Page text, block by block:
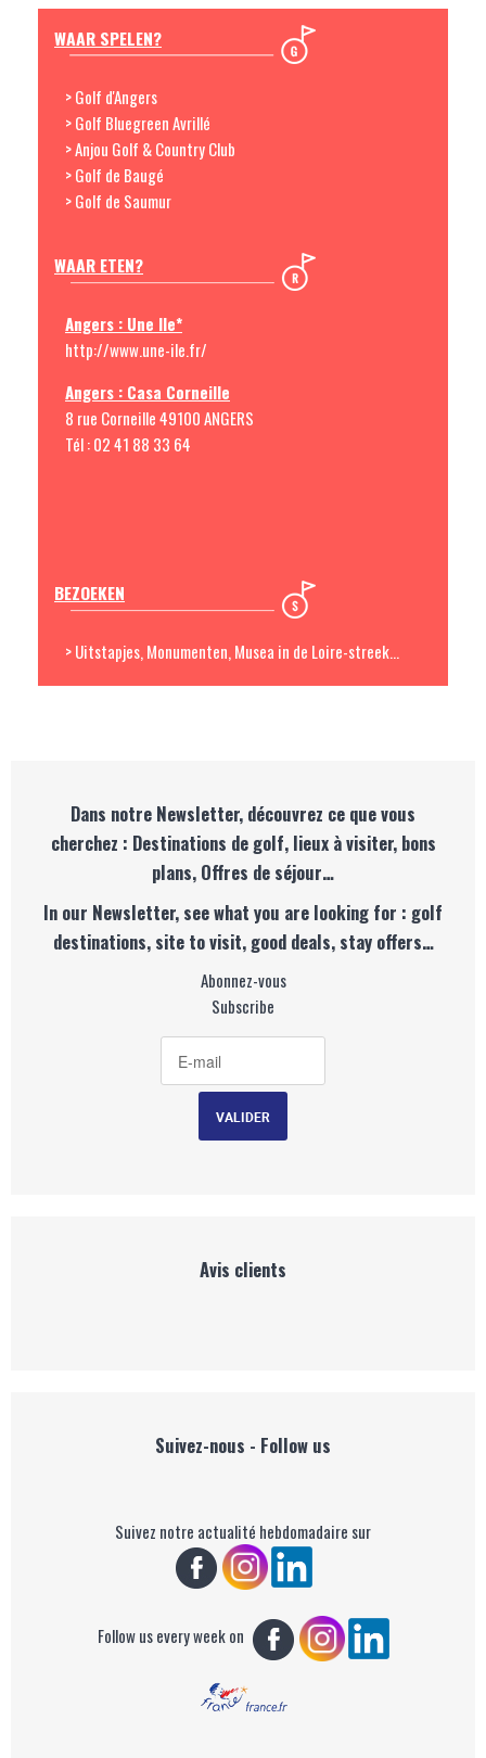
WAAR SPELEN?
> Golf d'Angers
> Golf Bluegreen Avrillé
> Anjou Golf & Country Club
> Golf de Baugé
> Golf de Saumur
WAAR ETEN?
Angers : Une Ile*
http://www.une-ile.fr/
Angers : Casa Corneille
8 rue Corneille 49100 ANGERS
Tél : 02 41 88 33 64
BEZOEKEN
> Uitstapjes, Monumenten, Musea in de Loire-streek…
Dans notre Newsletter, découvrez ce que vous
cherchez : Destinations de golf, lieux à visiter, bons
plans, Offres de séjour…
In our Newsletter, see what you are looking for : golf
destinations, site to visit, good deals, stay offers…
Abonnez-vous
Subscribe
Avis clients
Suivez-nous - Follow us
Suivez notre actualité hebdomadaire sur
Follow us every week on